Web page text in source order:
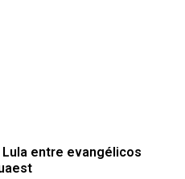
entre evangélicos